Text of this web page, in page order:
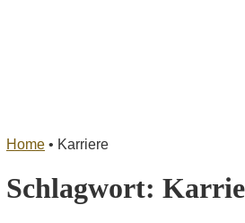
Home • Karriere
Schlagwort: